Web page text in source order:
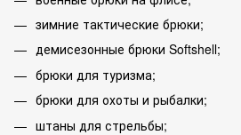
зимние тактические брюки;
демисезонные брюки Softshell;
брюки для туризма;
брюки для охоты и рыбалки;
штаны для стрельбы;